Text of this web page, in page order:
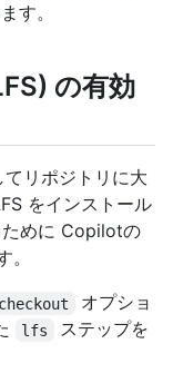
す。
の有効
リポジトリに大
をインストール
ために Copilotの
オプショ
lfs ステップを